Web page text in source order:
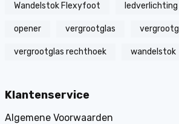
Wandelstok Flexyfoot ledverlichting
opener vergrootglas
vergrootglas rechthoek wandelstok
Klantenservice
Algemene Voorwaarden